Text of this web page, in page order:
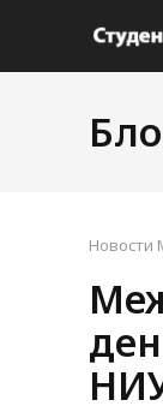
Новости